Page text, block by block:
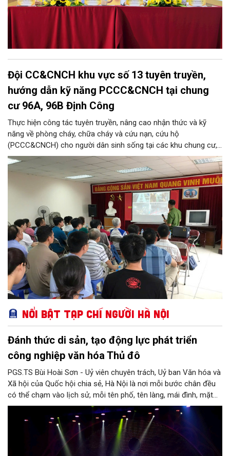
Đội CC&CNCH khu vực số 13 tuyên truyền,
hướng dẫn kỹ năng PCCC&CNCH tại chung
cư 96A, 96B Định Công
Thực hiện công tác tuyên truyền, nâng cao nhận thức và kỹ
năng về phòng cháy, chữa cháy và cứu nạn, cứu hộ
(PCCC&CNCH) cho người dân sinh sống tại các khu chung cư,
ngày 31/7/2026, Đội Cảnh sát chữa cháy và cứu nạn, cứu hộ
khu vực số 13 - Phòng Cảnh sát PCCC&CNCH, Công an thành
phố Hà Nội đã phối hợp với Ban quản lý hai tòa nhà chung cư
96A và 96B Định Công (phường Phương Liệt, thành phố Hà Nội)
tổ chức buổi tuyên truyền, phổ biến kiến thức và kỹ năng về
PCCC&CNCH.
Nổi bật Tạp chí Người Hà Nội
Đánh thức di sản, tạo động lực phát triển
công nghiệp văn hóa Thủ đô
PGS.TS Bùi Hoài Sơn - Uỷ viên chuyên trách, Uỷ ban Văn hóa và
Xã hội của Quốc hội chia sẻ, Hà Nội là nơi mỗi bước chân đều
có thể chạm vào lịch sử, mỗi tên phố, tên làng, mái đình, mặt
hồ, nếp nhà, câu hát, món ăn, làn điệu, nghề thủ công đều có
thể kể một câu chuyện về chiều sâu văn hiến của dân tộc.
Nhưng trong kỷ nguyên mới, câu hỏi đặt ra không chỉ Hà Nội có
bao nhiêu di sản, bao nhiêu văn nghệ sĩ, trí thức, không gian ký
ức, mà là làm thế nào để những giá trị ấy trở thành nguồn lực